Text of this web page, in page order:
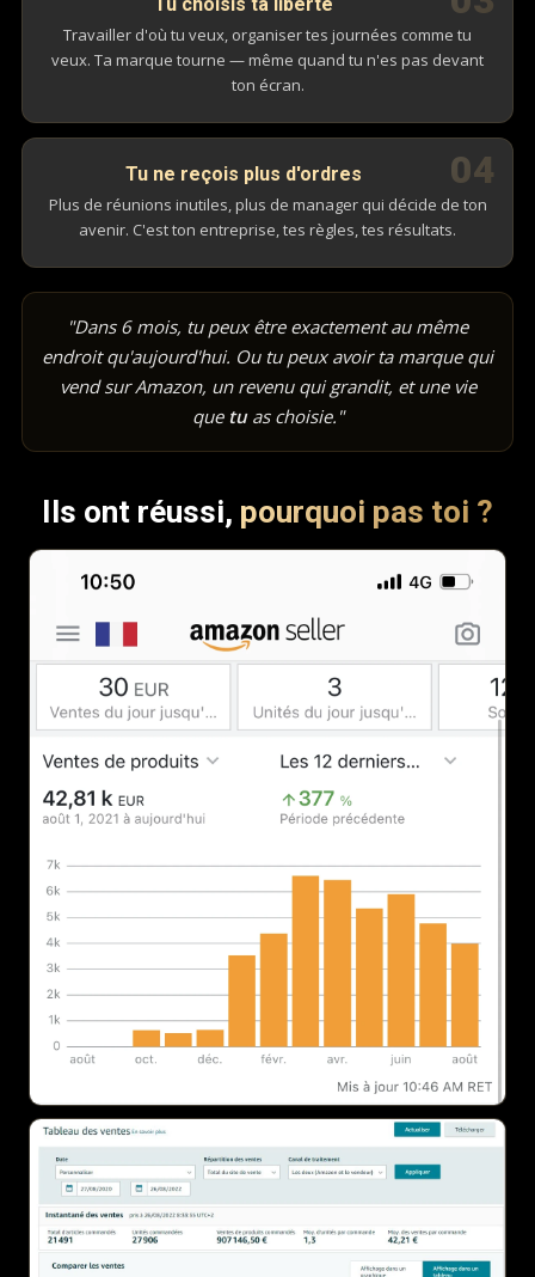
Travailler d'où tu veux, organiser tes journées comme tu
veux. Ta marque tourne — même quand tu n'es pas devant
ton écran.
04
Tu ne reçois plus d'ordres
Plus de réunions inutiles, plus de manager qui décide de ton
avenir. C'est ton entreprise, tes règles, tes résultats.
"Dans 6 mois, tu peux être exactement au même
endroit qu'aujourd'hui. Ou tu peux avoir ta marque qui
vend sur Amazon, un revenu qui grandit, et une vie
que tuas choisie."
Ils ont réussi, pourquoi pas toi ?